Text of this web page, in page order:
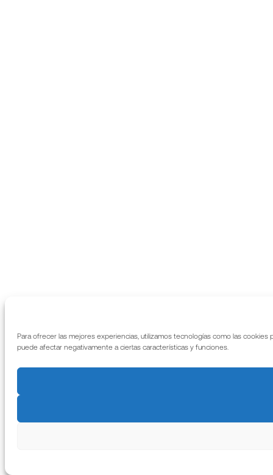
Para ofrecer las mejores experiencias, utilizamos tecnologías como las
puede afectar negativamente a ciertas características y funciones.